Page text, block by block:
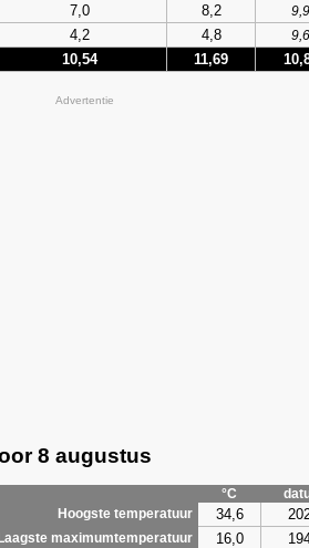
7,0 8,2
9,9
4,2 4,8 9,6
10,54 11,69
Advertentie
8 augustus
°C
Hoogste temperatuur
34,6
Laagste maximumtemperatuur 16,0